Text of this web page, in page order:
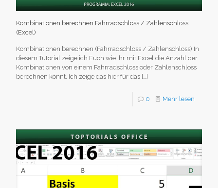
Kombinationen berechnen Fahrradschloss / Zahlenschloss
(Excel)
Kombinationen berechnen (Fahrradschloss / Zahlenschloss) In
diesem Tutorial zeige ich Euch wie Ihr mit Excel die Anzahl der
Kombinationen von einem Fahrradschloss oder Zahlenschloss
berechnen könnt. Ich zeige das hier für das […]
0 Mehr lesen